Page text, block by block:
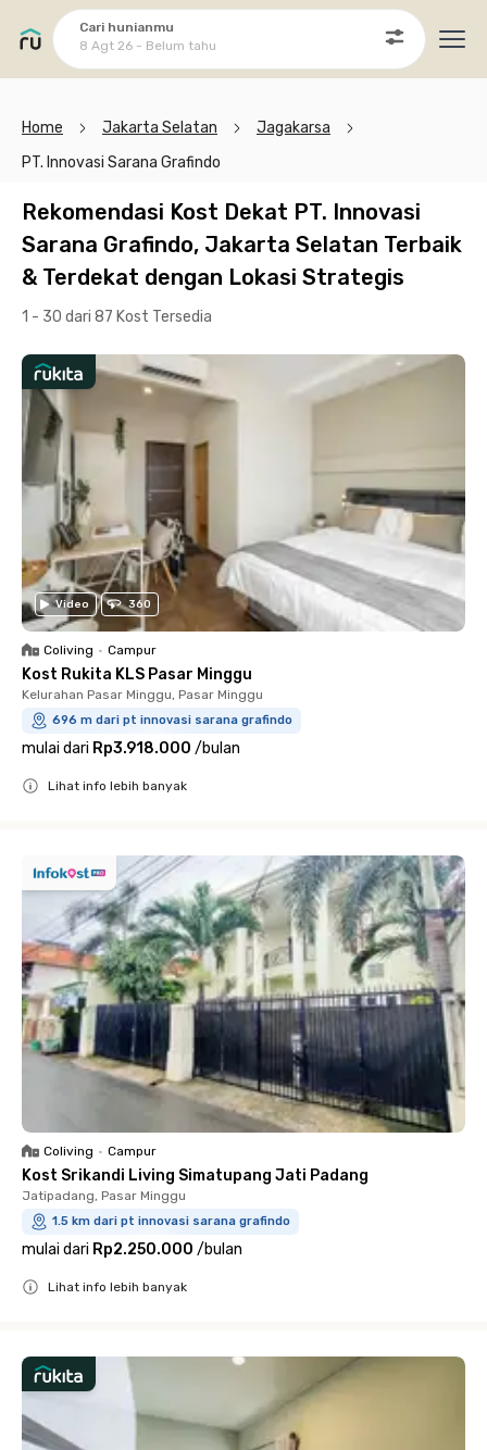
Cari hunianmu
8 Agt 26 - Belum tahu
Home Jakarta Selatan
Jagakarsa
PT. Innovasi Sarana Grafindo
Rekomendasi Kost Dekat PT. Innovasi
Sarana Grafindo, Jakarta Selatan Terbaik
& Terdekat dengan Lokasi Strategis
1 - 30 dari 87 Kost Tersedia
Video 360
Coliving • Campur
Kost Rukita KLS Pasar Minggu
Kelurahan Pasar Minggu, Pasar Minggu
696 m dari pt innovasi sarana grafindo
mulai dari Rp3.918.000 /bulan
Lihat info lebih banyak
Coliving • Campur
Kost Srikandi Living Simatupang Jati Padang
Jatipadang, Pasar Minggu
1.5 km dari pt innovasi sarana grafindo
mulai dari Rp2.250.000 /bulan
Lihat info lebih banyak